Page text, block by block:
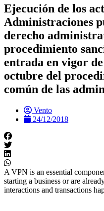
Ejecución de los
Administraciones
derecho
procedimiento
entrada en vigor
octubre del
común de las
Vento
24/12/2018
A VPN is an essential
starting a business or are
interactions and transactions